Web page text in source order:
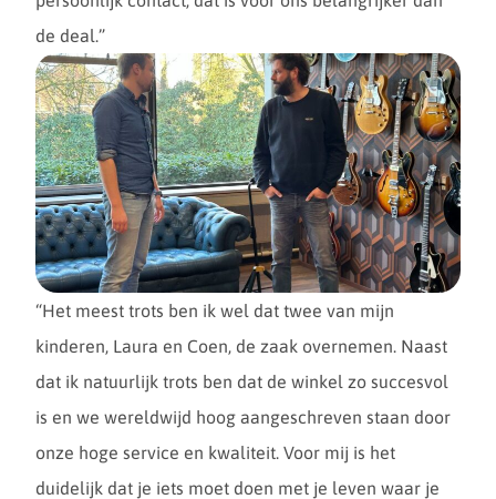
zijn
de deal.”
“Het meest trots ben ik wel dat twee van mijn
kinderen, Laura en Coen, de zaak overnemen. Naast
dat ik natuurlijk trots ben dat de winkel zo succesvol
is en we wereldwijd hoog aangeschreven staan door
onze hoge service en kwaliteit. Voor mij is het
duidelijk dat je iets moet doen met je leven waar je